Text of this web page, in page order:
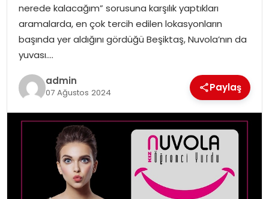
OTOMOBIL
TEKNOLOJI
nerede kalacağım” sorusuna karşılık yaptıkları
aramalarda, en çok tercih edilen lokasyonların
başında yer aldığını gördüğü Beşiktaş, Nuvola’nın da
yuvası….
admin
07 Ağustos 2024 Paylaş